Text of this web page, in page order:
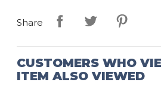
Share
CUSTOMERS WHO
ITEM ALSO VIEWED